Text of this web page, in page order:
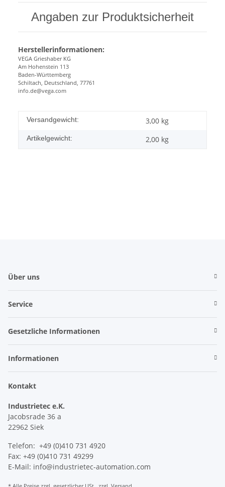
Angaben zur Produktsicherheit
Herstellerinformationen:
VEGA Grieshaber KG
Am Hohenstein 113
Baden-Württemberg
Schiltach, Deutschland, 77761
info.de@vega.com
Versandgewicht: 3,00 kg
Artikelgewicht: 2,00 kg
Über uns
Service
Gesetzliche Informationen
Informationen
Kontakt
Industrietec e.K.
Jacobsrade 36 a
22962 Siek
Telefon: +49 (0)410 731 4920
Fax: +49 (0)410 731 49299
E-Mail: info@industrietec-automation.com